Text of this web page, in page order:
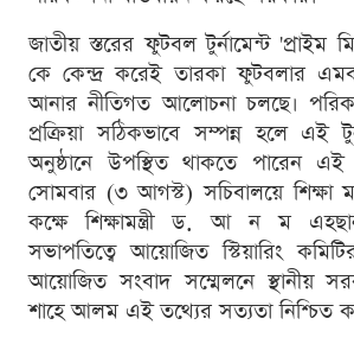
জাতীয় স্তরের ফুটবল টুর্নামেন্ট 'প্রাইম
কে কেন্দ্র করেই তারকা ফুটবলার
আনার নীতিগত আলোচনা চলছে।
প্রক্রিয়া সঠিকভাবে সম্পন্ন হলে এই
অনুষ্ঠানে উপস্থিত থাকতে পারেন এই
সোমবার (৩ আগস্ট) সচিবালয়ে শিক্ষা
কক্ষে শিক্ষামন্ত্রী ড. আ ন ম
সভাপতিত্বে আয়োজিত স্টিয়ারিং
আয়োজিত সংবাদ সম্মেলনে স্থানীয়
শাহে আলম এই তথ্যের সত্যতা নিশ্চিত